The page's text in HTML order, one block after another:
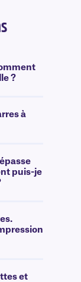
?
à
puis-je
et